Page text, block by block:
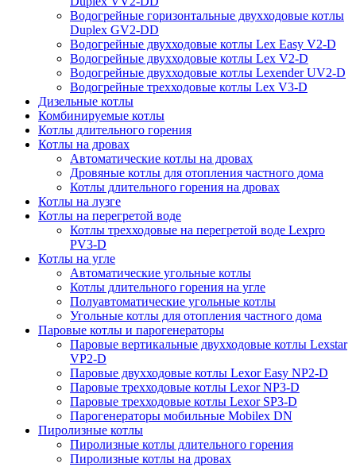
Водогрейные горизонтальные двухходовые котлы
Duplex GV2-DD
Водогрейные двухходовые котлы Lex Easy V2-D
Водогрейные двухходовые котлы Lex V2-D
Водогрейные двухходовые котлы Lexender UV2-D
Водогрейные трехходовые котлы Lex V3-D
Дизельные котлы
Комбинируемые котлы
Котлы длительного горения
Котлы на дровах
Автоматические котлы на дровах
Дровяные котлы для отопления частного дома
Котлы длительного горения на дровах
Котлы на лузге
Котлы на перегретой воде
Котлы трехходовые на перегретой воде Lexpro
PV3-D
Котлы на угле
Автоматические угольные котлы
Котлы длительного горения на угле
Полуавтоматические угольные котлы
Угольные котлы для отопления частного дома
Паровые котлы и парогенераторы
Паровые вертикальные двухходовые котлы Lexstar
VP2-D
Паровые двухходовые котлы Lexor Easy NP2-D
Паровые трехходовые котлы Lexor NP3-D
Паровые трехходовые котлы Lexor SP3-D
Парогенераторы мобильные Mobilex DN
Пиролизные котлы
Пиролизные котлы длительного горения
Пиролизные котлы на дровах